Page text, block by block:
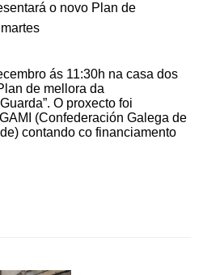
o novo Plan de
ás 11:30h na casa dos
de mellora da
O proxecto foi
(Confederación Galega de
contando co financiamento